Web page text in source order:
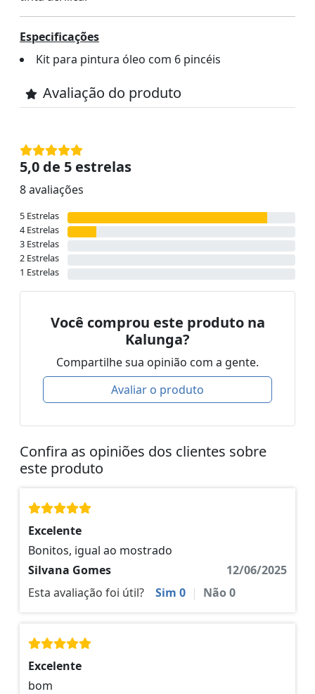
Especificações
Kit para pintura óleo com 6 pincéis
Avaliação do produto
5,0 de 5 estrelas
8 avaliações
5 Estrelas
4 Estrelas
3 Estrelas
2 Estrelas
1 Estrelas
Você comprou este produto na
Kalunga?
Compartilhe sua opinião com a gente.
Avaliar o produto
Confira as opiniões dos clientes sobre
este produto
Excelente
Bonitos, igual ao mostrado
Silvana Gomes
12/06/2025
Esta avaliação foi útil?
Sim 0 | Não0
Excelente
bom